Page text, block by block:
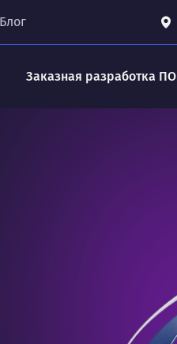
Блог
Заказная разработка ПО